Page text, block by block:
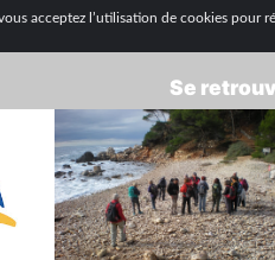
acceptez l’utilisation de cookies pour
ASSOCIATION
Se